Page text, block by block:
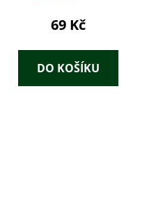
69 Kč
DO KOŠÍKU